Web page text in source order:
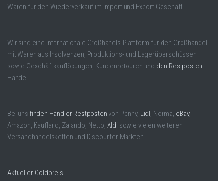
Waren für den Wiederverkauf im Import und Export Geschäft.
Wir sind eine Internationale Großhanels-Plattform für den Großhandel
mit Waren aus Insolvenzen, Produktions- und Lagerüberschüssen
sowie Geschäftsauflösungen, Kundenretouren und den Restposten
Handel.
Bei uns finden Händler Restposten von Penny, Lidl, Norma, eBay,
Amazon, Kaufland, Zalando, Netto, Aldi sowie vielen weiteren
Versandhandelsketten und Discounter Märkten.
Aktueller Goldpreis